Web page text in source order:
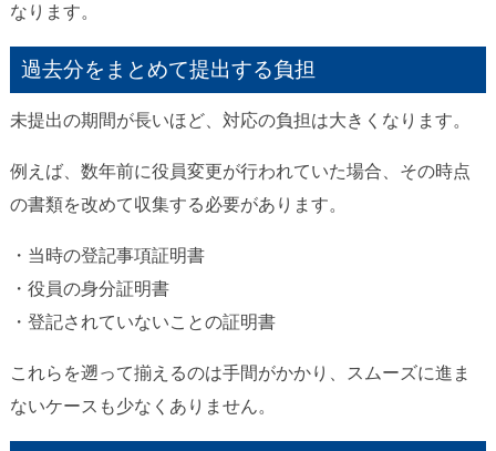
なります。
過去分をまとめて提出する負担
未提出の期間が長いほど、対応の負担は大きくなります。
例えば、数年前に役員変更が行われていた場合、その時点
の書類を改めて収集する必要があります。
・当時の登記事項証明書
・役員の身分証明書
・登記されていないことの証明書
これらを遡って揃えるのは手間がかかり、スムーズに進ま
ないケースも少なくありません。